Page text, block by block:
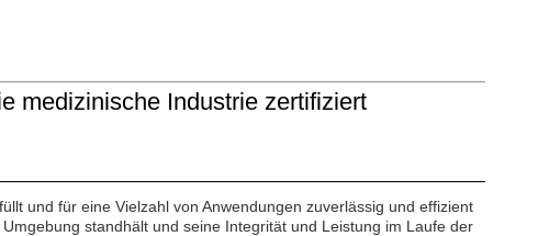
medizinische Industrie zertifiziert
und für eine Vielzahl von Anwendungen zuverlässig und effizient
standhält und seine Integrität und Leistung im Laufe der